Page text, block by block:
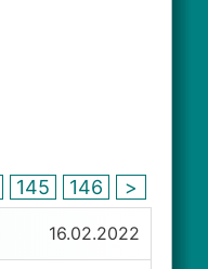
145 146 >
16.02.2022